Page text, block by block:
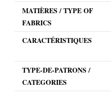
MATIÈRES / TYPE OF
FABRICS
CARACTÉRISTIQUES
TYPE-DE-PATRONS /
CATEGORIES